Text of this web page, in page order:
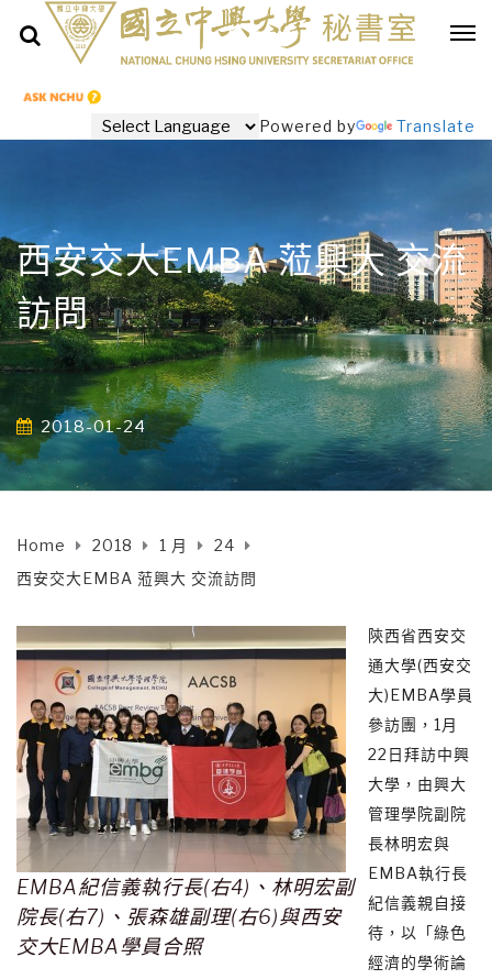
Powered by Translate
西安交大EMBA 蒞興大 交流
訪問
2018-01-24
Home 2018 1 月
24
西安交大EMBA 蒞興大 交流訪問
EMBA紀信義執行長(右4)、林明宏副
院長(右7)、張森雄副理(右6)與西安
交大EMBA學員合照
陝西省西安交
通大學(西安交
大)EMBA學員
參訪團，1月
22日拜訪中興
大學，由興大
管理學院副院
長林明宏與
EMBA執行長
紀信義親自接
待，以「綠色
經濟的學術論